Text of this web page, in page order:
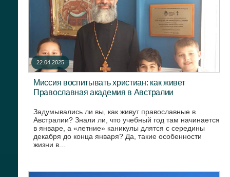
22.04.2025
Миссия воспитывать христиан: как живет
Православная академия в Австралии
Задумывались ли вы, как живут православные в
Австралии? Знали ли, что учебный год там начинается
в январе, а «летние» каникулы длятся с середины
декабря до конца января? Да, такие особенности
жизни в...